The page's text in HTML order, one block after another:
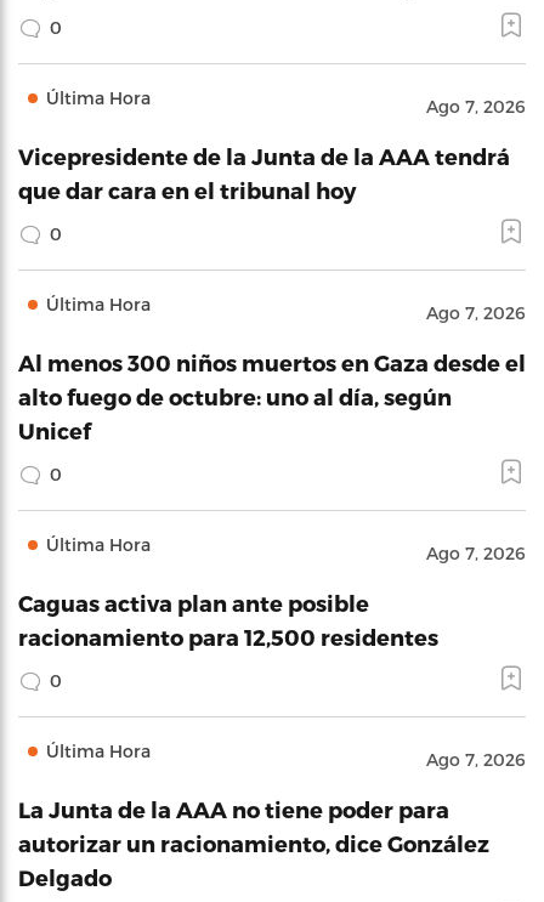
0
Última Hora Ago 7, 2026
Vicepresidente de la Junta de la AAA tendrá
que dar cara en el tribunal hoy
0
Última Hora Ago 7, 2026
Al menos 300 niños muertos en Gaza desde el
alto fuego de octubre: uno al día, según
Unicef
0
Última Hora Ago 7, 2026
Caguas activa plan ante posible
racionamiento para 12,500 residentes
0
Última Hora Ago 7, 2026
La Junta de la AAA no tiene poder para
autorizar un racionamiento, dice González
Delgado